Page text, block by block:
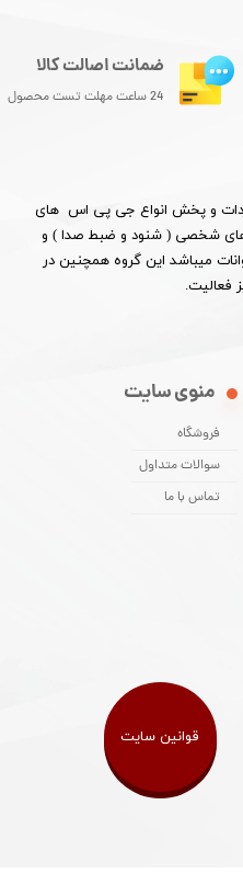
و پخش انواع جی پی اس های
های شخصی ( شنود و ضبط صدا ) و
میباشد این گروه همچنین در
فعالیت.​​​​​​​
منوی سایت
فروشگاه
سوالات متداول
تماس با ما
ضمانت اصالت کالا
24 ساعت مهلت تست محصول
قوانین سایت